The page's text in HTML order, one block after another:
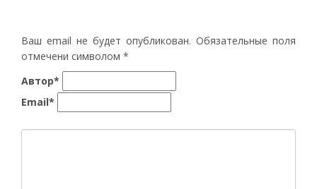
Ваш email не будет опубликован. Обязательные поля
отмечени символом *
Автор*
Email*